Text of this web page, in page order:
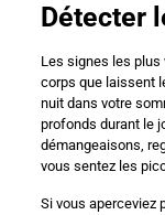
Détecter
Les signes les
corps que laissent
nuit dans votre
profonds durant le
démangeaisons,
vous sentez les
Si vous aperceviez